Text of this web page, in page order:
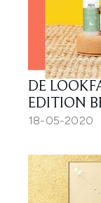
DE
EDITION
18-05-2020